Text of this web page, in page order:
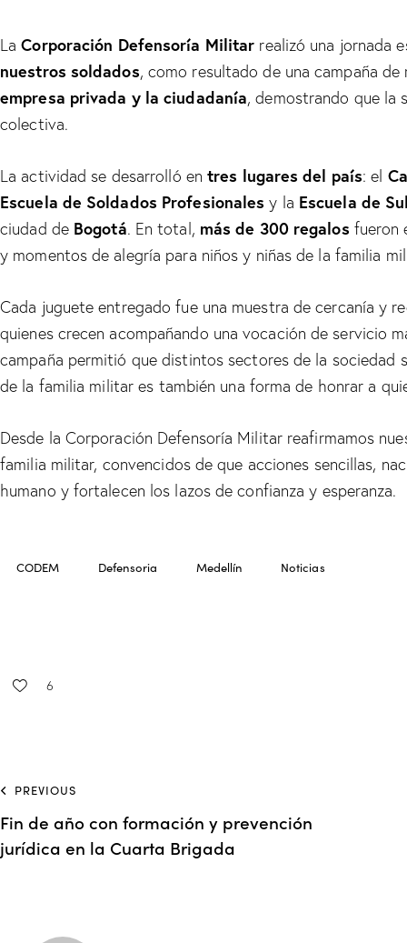
LaCorporación Defensoría Militar realizó una jornada
nuestros soldados, como resultado de una campaña
empresa privada y la ciudadanía, demostrando que la
colectiva.
La actividad se desarrolló en tres lugares del país: el
Escuela de Soldados Profesionales y la Escuela de
ciudad de Bogotá. En total, más de 300 regalos fueron
y momentos de alegría para niños y niñas de la familia
Cada juguete entregado fue una muestra de cercanía y
quienes crecen acompañando una vocación de servicio
campaña permitió que distintos sectores de la sociedad
de la familia militar es también una forma de honrar a
Desde la Corporación Defensoría Militar reafirmamos
familia militar, convencidos de que acciones sencillas,
humano y fortalecen los lazos de confianza y esperanza.
CODEM Defensoria Medellín Noticias
6
PREVIOUS
Fin de año con formación y prevención
jurídica en la Cuarta Brigada